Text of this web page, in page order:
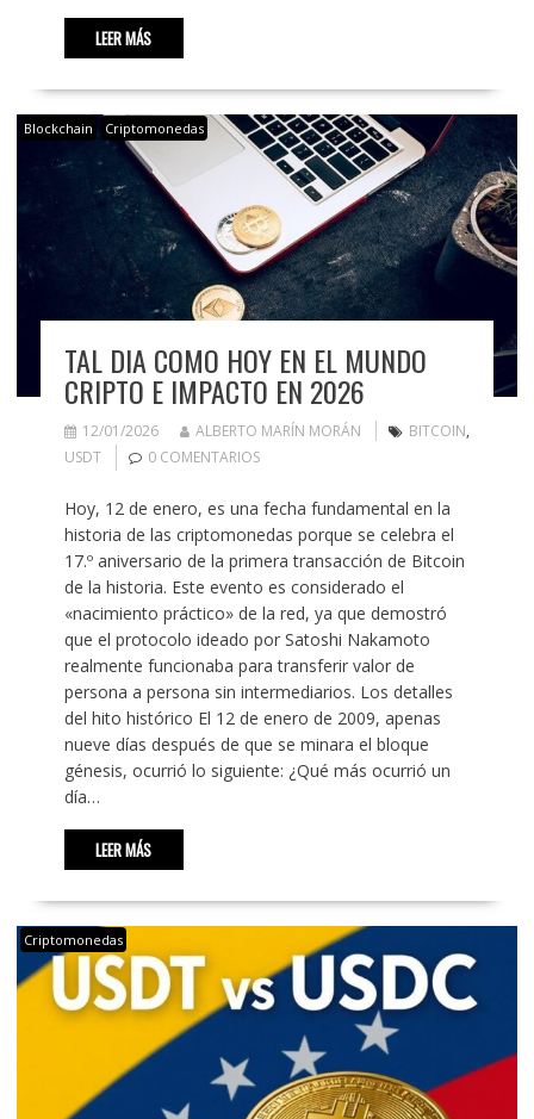
LEER MÁS
Blockchain Criptomonedas
TAL DIA COMO HOY EN EL MUNDO
CRIPTO E IMPACTO EN 2026
12/01/2026 ALBERTO MARÍN MORÁN BITCOIN,
USDT
0 COMENTARIOS
Hoy, 12 de enero, es una fecha fundamental en la
historia de las criptomonedas porque se celebra el
17.º aniversario de la primera transacción de Bitcoin
de la historia. Este evento es considerado el
«nacimiento práctico» de la red, ya que demostró
que el protocolo ideado por Satoshi Nakamoto
realmente funcionaba para transferir valor de
persona a persona sin intermediarios. Los detalles
del hito histórico El 12 de enero de 2009, apenas
nueve días después de que se minara el bloque
génesis, ocurrió lo siguiente: ¿Qué más ocurrió un
día…
LEER MÁS
Criptomonedas